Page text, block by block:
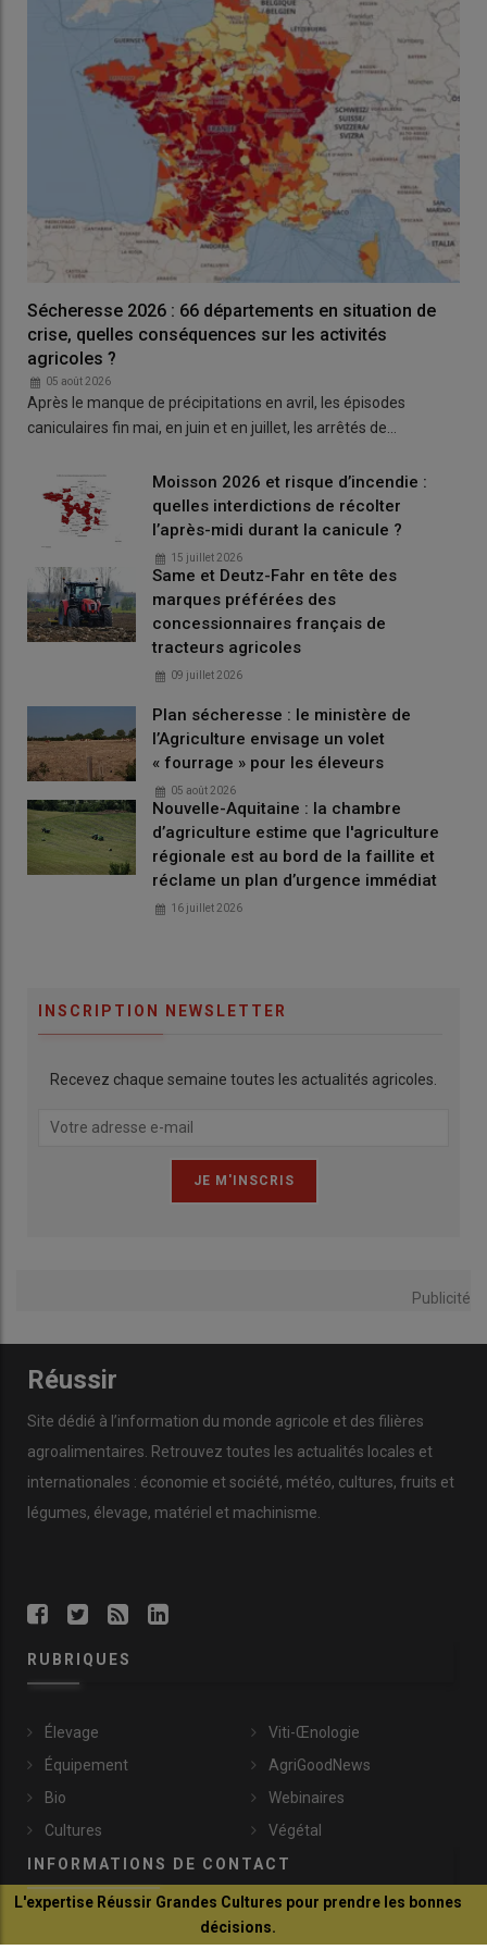
séparation de la vente et du conseil en attente de
Sécheresse 2026 : 66 départements en situation de
crise, quelles conséquences sur les activités
agricoles ?
05 août 2026
Après le manque de précipitations en avril, les épisodes
caniculaires fin mai, en juin et en juillet, les arrêtés de…
Moisson 2026 et risque d’incendie :
quelles interdictions de récolter
l’après-midi durant la canicule ?
15 juillet 2026
Same et Deutz-Fahr en tête des
marques préférées des
concessionnaires français de
tracteurs agricoles
09 juillet 2026
Plan sécheresse : le ministère de
l’Agriculture envisage un volet
« fourrage » pour les éleveurs
05 août 2026
Nouvelle-Aquitaine : la chambre
d’agriculture estime que l'agriculture
régionale est au bord de la faillite et
réclame un plan d’urgence immédiat
16 juillet 2026
INSCRIPTION NEWSLETTER
Recevez chaque semaine toutes les actualités agricoles.
Publicité
Réussir
Site dédié à l’information du monde agricole et des filières
agroalimentaires. Retrouvez toutes les actualités locales et
internationales : économie et société, météo, cultures, fruits et
légumes, élevage, matériel et machinisme.
RUBRIQUES
Élevage
Équipement
Bio
Cultures
Viti-Œnologie
AgriGoodNews
Webinaires
Végétal
INFORMATIONS DE CONTACT
communication@reussir.fr
L'expertise Réussir Grandes Cultures pour prendre les bonnes
décisions.